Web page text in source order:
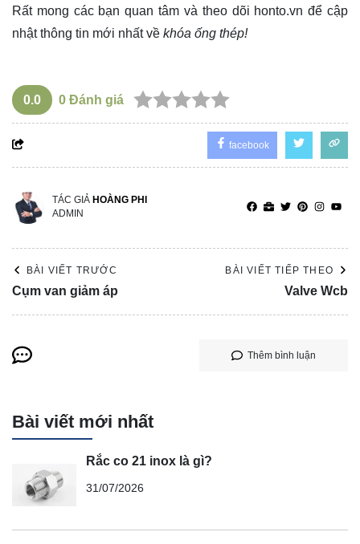
Rất mong các bạn quan tâm và theo dõi honto.vn để cập
nhật thông tin mới nhất về khóa ống thép!
0.0 0 Đánh giá
facebook
TÁC GIẢ HOÀNG PHI
ADMIN
BÀI VIẾT TRƯỚC
Cụm van giảm áp
BÀI VIẾT TIẾP THEO
Valve Wcb
Thêm bình luận
Bài viết mới nhất
Rắc co 21 inox là gì?
31/07/2026